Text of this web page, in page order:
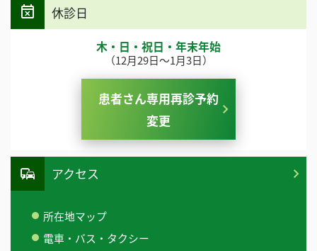
休診日
木・日・祝日・年末年始
（12月29日～1月3日）
患者さん専用再診予約
変更
アクセス
所在地マップ
電車・バス・タクシー